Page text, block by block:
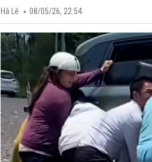
Hà Lê 08/05/26, 22:54